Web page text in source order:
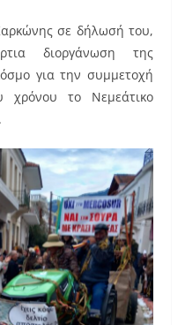
σε δήλωσή του,
διοργάνωση της
για την συμμετοχή
το Νεμεάτικο